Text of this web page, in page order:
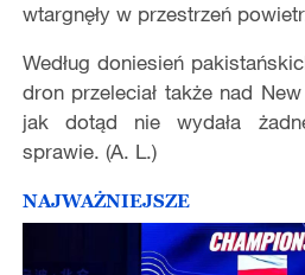
wtargnęły w przestrzeń
Według doniesień
dron przeleciał także nad
jak dotąd nie wydała
sprawie. (A. L.)
NAJWAŻNIEJSZE